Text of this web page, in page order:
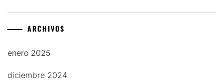
ARCHIVOS
enero 2025
diciembre 2024